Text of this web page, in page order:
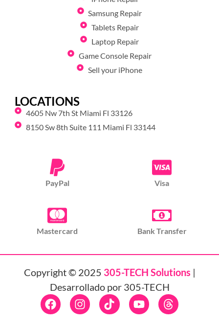
Samsung Repair
Tablets Repair
Laptop Repair
Game Console Repair
Sell your iPhone
LOCATIONS
4605 Nw 7th St Miami Fl 33126
8150 Sw 8th Suite 111 Miami Fl 33144
PayPal Visa
Mastercard Bank Transfer
Copyright © 2025 305-TECH Solutions |
Desarrollado por 305-TECH